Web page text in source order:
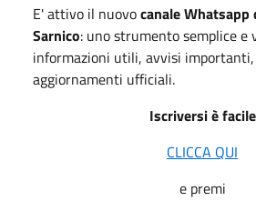
E' attivo il nuovocanale Whatsapp
Sarnico: uno strumento semplice e
informazioni utili, avvisi
aggiornamenti ufficiali.
Iscriversi è
CLICCA QUI
e premi